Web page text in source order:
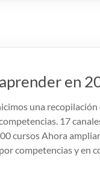
en
una recopilación
17
cursos Ahora
competencias y en